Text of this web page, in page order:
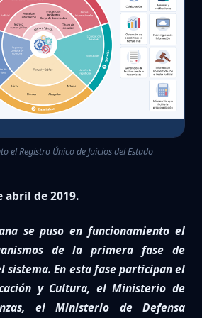
el Registro Único de Juicios del Estado
abril de 2019.
se puso en funcionamiento el
de la primera fase de
sistema. En esta fase participan el
y Cultura, el Ministerio de
el Ministerio de Defensa